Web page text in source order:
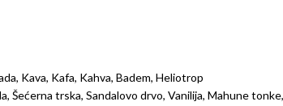
Kava, Kafa, Kahva, Badem, Heliotrop
Šećerna trska, Sandalovo drvo, Vanilija, Mahune